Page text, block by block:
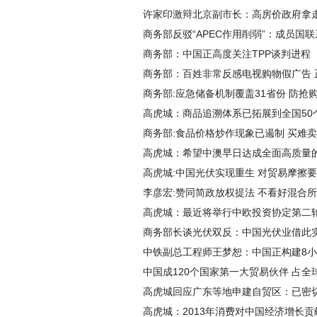
许家印激辩北京副市长：高房价政府拿
商务部反驳“APEC作用削弱”：成员国
商务部：中国正高度关注TPP谈判进程
商务部：百姓非常反感电视购物假广告
商务部:应急储备机制覆盖31省份 防抢
高虎城：商品追溯体系已拓展到全国50
商务部:食品价格炒作现象已遏制 买难
高虎城：希望中澳早日达成全面高质量
高虎城:中国光伏实现重生 对贸易摩擦
李彦宏:赞同简政放权提法 不看好混合
高虎城：最近将举行中欧投资协定第二
商务部长谈光伏双反：中国光伏业借此
中铁副总工程师王梦恕：中国正构建8
中国成120个国家第一大贸易伙伴 占全
高虎城回应广东等地申建自贸区：已密
高虎城：2013年消费对中国经济增长贡